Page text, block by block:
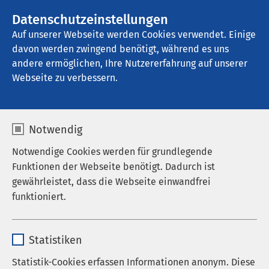
Datenschutzeinstellungen
Auf unserer Webseite werden Cookies verwendet. Einige
davon werden zwingend benötigt, während es uns
andere ermöglichen, Ihre Nutzererfahrung auf unserer
Webseite zu verbessern.
Notwendig
Notwendige Cookies werden für grundlegende
Funktionen der Webseite benötigt. Dadurch ist
gewährleistet, dass die Webseite einwandfrei
funktioniert.
Anbieter sgalinski
Statistiken
Statistik-Cookies erfassen Informationen anonym. Diese
AMEOS Klinikum Hildesheim
Famulatur in der KJPP
Sie sind auf der Suche nach einer spannenden,
abwechslungsreichen und innovativen Famulatur?
Das AMEOS Klinikum Hildesheim bietet dafür die
Voraussetzungen.
Die Facharztwahl hat schon so manchen